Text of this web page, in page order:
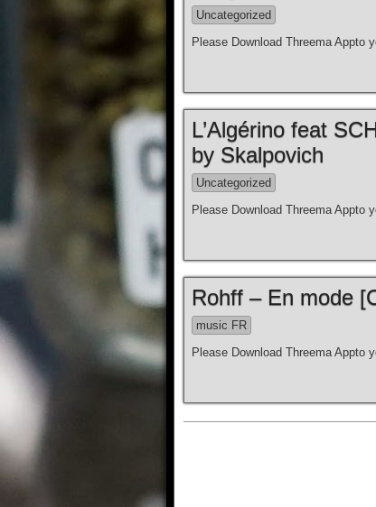
Uncategorized
Please Download Threema Appto
L’Algérino feat
by Skalpovich
Uncategorized
Please Download Threema Appto
Rohff – En mode
music FR
Please Download Threema Appto